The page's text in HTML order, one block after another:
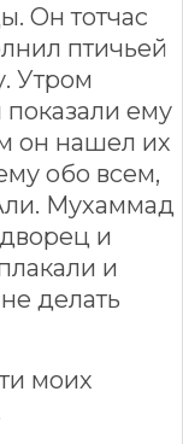
Он тотчас
птичьей
Утром
ему
он нашел их
обо всем,
Мухаммад
и
и
делать
моих